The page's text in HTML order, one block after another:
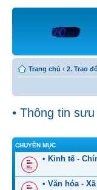
Trang chủ ‹ 2. Trao
• Thông tin
CHUYÊN MỤC
• Kinh tế -
• Văn hóa -